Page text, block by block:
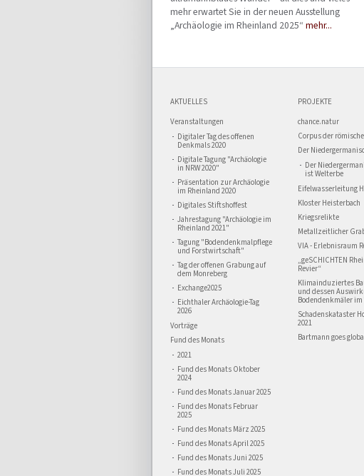
mehr erwartet Sie in der neuen Ausstellung
„Archäologie im Rheinland 2025“ mehr...
AKTUELLES
Veranstaltungen
Digitaler Tag des offenen
Denkmals 2020
Digitale Tagung "Archäologie
in NRW 2020"
Präsentation zur Archäologie
im Rheinland 2020
Digitales Stiftshoffest
Jahrestagung "Archäologie im
Rheinland 2021"
Tagung "Bodendenkmalpflege
und Forstwirtschaft"
Tag der offenen Grabung auf
dem Monreberg
Exchange2025
Eichthaler Archäologie-Tag
2026
Vorträge
Fund des Monats
2021
Fund des Monats Oktober
2024
Fund des Monats Januar 2025
Fund des Monats Februar
2025
Fund des Monats März 2025
Fund des Monats April 2025
Fund des Monats Juni 2025
Fund des Monats Juli 2025
PROJEKTE
chance.natur
Corpus der
Der
Der
ist Welterbe
Eifelwasserleitung
Kloster Heisterbach
Kriegsrelikte
Metallzeitlicher
VIA - Erlebnisraum
„geSCHICHTEN
Revier“
Klimainduziertes
und dessen
Bodendenkmäler im
Schadenskataster
2021
Bartmann goes